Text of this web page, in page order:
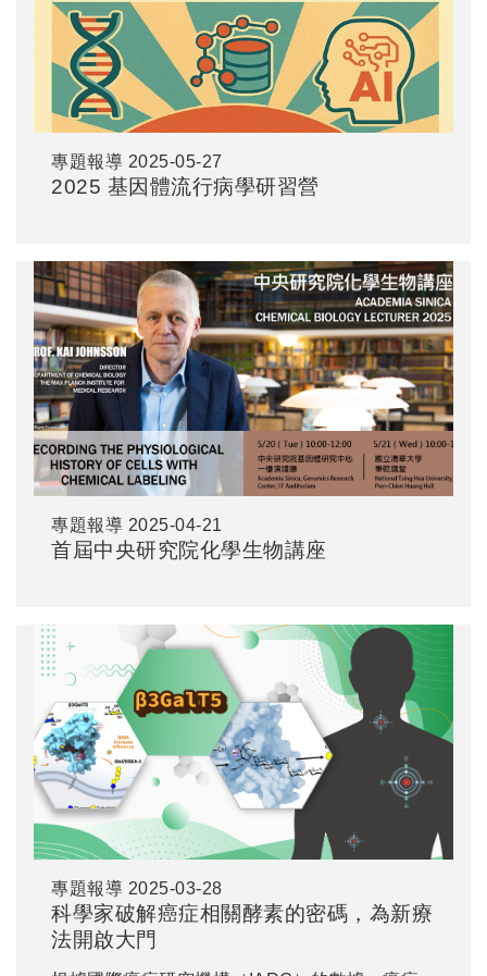
專題報導 2025-05-27
2025 基因體流行病學研習營
專題報導 2025-04-21
首屆中央研究院化學生物講座
專題報導 2025-03-28
科學家破解癌症相關酵素的密碼，為新療
法開啟大門